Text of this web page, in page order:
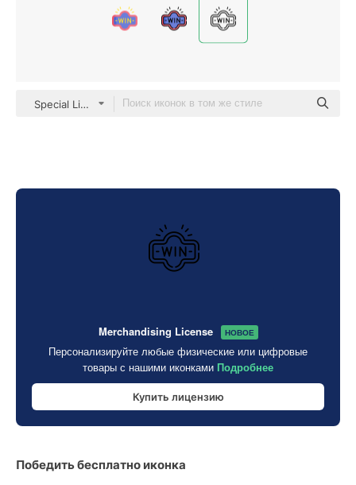
Special Lineal
Merchandising License НОВОЕ
Персонализируйте любые физические или цифровые
товары с нашими иконками Подробнее
Купить лицензию
Победить бесплатно иконка